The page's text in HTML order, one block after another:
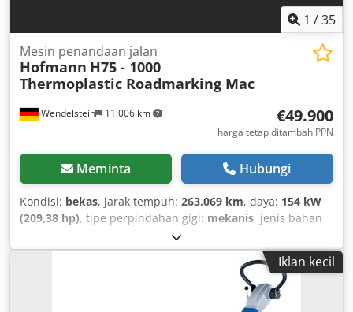
1 /35
Wendelstein 11.006 km
Mesin penandaan jalan
Hofmann H75 - 1000
Thermoplastic Roadmarking Mac
€49.900
harga tetap ditambah PPN
Meminta Hubungi
Kondisi: bekas, jarak tempuh: 263.069 km, daya: 154 kW
(209,38 hp), tipe perpindahan gigi: mekanis, jenis bahan
, berat keseluruhan:
kg, berat kosong:9.840 kg, jumlah tempat duduk:3,
, Tahun pembuatan:2002,
hidrolik, kabin,
Iklan kecil